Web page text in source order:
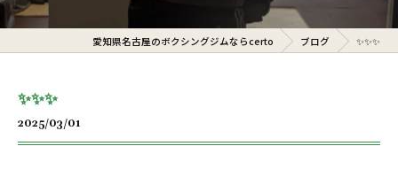
愛知県名古屋のボクシングジムならcerto ブログ ✨️✨️✨️
✨️✨️✨️
2025/03/01